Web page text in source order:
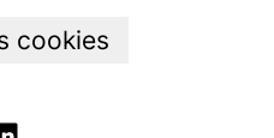
cookies